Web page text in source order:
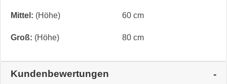
Mittel: (Höhe) 60 cm
Groß: (Höhe) 80 cm
Kundenbewertungen